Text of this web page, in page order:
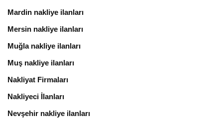
Mardin nakliye ilanları
Mersin nakliye ilanları
Muğla nakliye ilanları
Muş nakliye ilanları
Nakliyat Firmaları
Nakliyeci İlanları
Nevşehir nakliye ilanları